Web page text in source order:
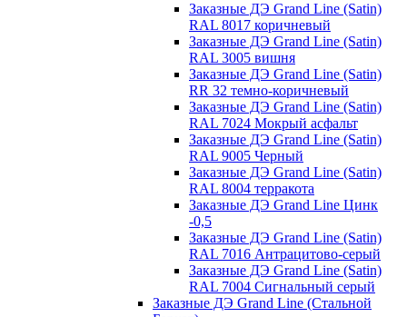
Заказные ДЭ Grand Line (Satin)
RAL 8017 коричневый
Заказные ДЭ Grand Line (Satin)
RAL 3005 вишня
Заказные ДЭ Grand Line (Satin)
RR 32 темно-коричневый
Заказные ДЭ Grand Line (Satin)
RAL 7024 Мокрый асфальт
Заказные ДЭ Grand Line (Satin)
RAL 9005 Черный
Заказные ДЭ Grand Line (Satin)
RAL 8004 терракота
Заказные ДЭ Grand Line Цинк
-0,5
Заказные ДЭ Grand Line (Satin)
RAL 7016 Антрацитово-серый
Заказные ДЭ Grand Line (Satin)
RAL 7004 Сигнальный серый
Заказные ДЭ Grand Line (Стальной